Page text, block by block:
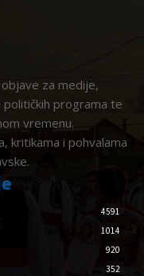
za medije,
programa te
vremenu.
kritikama i pohvalama
4591
1014
920
352